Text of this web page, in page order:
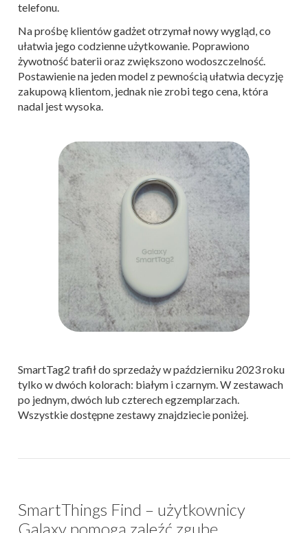
telefonu.
Na prośbę klientów gadżet otrzymał nowy wygląd, co
ułatwia jego codzienne użytkowanie. Poprawiono
żywotność baterii oraz zwiększono wodoszczelność.
Postawienie na jeden model z pewnością ułatwia decyzję
zakupową klientom, jednak nie zrobi tego cena, która
nadal jest wysoka.
SmartTag2 trafił do sprzedaży w październiku 2023 roku
tylko w dwóch kolorach: białym i czarnym. W zestawach
po jednym, dwóch lub czterech egzemplarzach.
Wszystkie dostępne zestawy znajdziecie poniżej.
SmartThings Find – użytkownicy
Galaxy pomogą zaleźć zgubę